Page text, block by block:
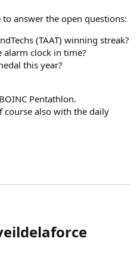
answer the open questions:
(TAAT) winning streak?
alarm clock in time?
this year?
Pentathlon.
also with the daily